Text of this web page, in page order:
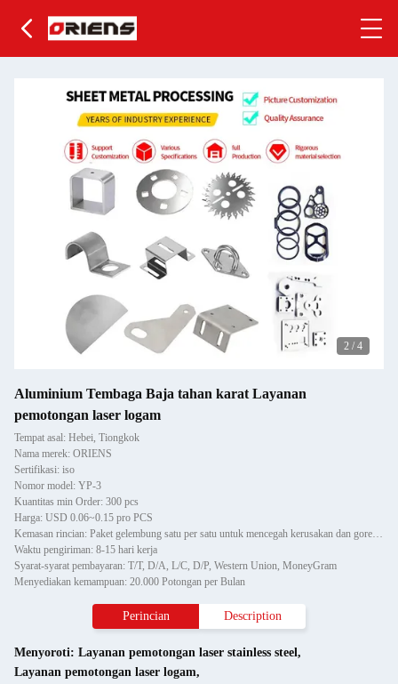
2 / 4
Aluminium Tembaga Baja tahan karat Layanan
pemotongan laser logam
Tempat asal: Hebei, Tiongkok
Nama merek: ORIENS
Sertifikasi: iso
Nomor model: YP-3
Kuantitas min Order: 300 pcs
Harga: USD 0.06~0.15 pro PCS
Kemasan rincian: Paket gelembung satu per satu untuk mencegah kerusakan dan goresan saat pengangkutan, lalu dimasukka
Waktu pengiriman: 8-15 hari kerja
Syarat-syarat pembayaran: T/T, D/A, L/C, D/P, Western Union, MoneyGram
Menyediakan kemampuan: 20.000 Potongan per Bulan
Perincian Description
Menyoroti: Layanan pemotongan laser stainless steel,
Layanan pemotongan laser logam,